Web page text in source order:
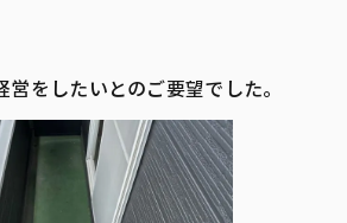
をしたいとのご要望でした。